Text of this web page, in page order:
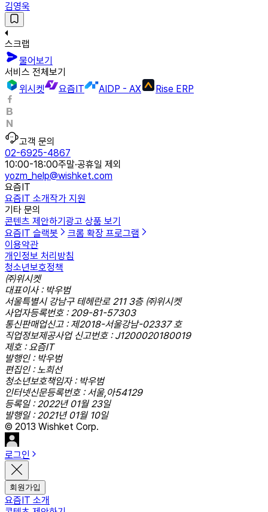
김영욱
스크랩
물어보기
서비스 전체보기
위시켓
요즘IT AIDP - AX Rise ERP
고객 문의
02-6925-4867
10:00-18:00주말·공휴일 제외
yozm_help@wishket.com
요즘IT
요즘IT 소개작가 지원
기타 문의
콘텐츠 제안하기 광고 상품 보기
요즘IT 슬랙봇
크롬 확장 프로그램
이용약관
개인정보 처리방침
청소년보호정책
㈜위시켓
대표이사 : 박우범
서울특별시 강남구 테헤란로 211 3층 ㈜위시켓
사업자등록번호 : 209-81-57303
통신판매업신고 : 제2018-서울강남-02337 호
직업정보제공사업 신고번호 : J1200020180019
제호 : 요즘IT
발행인 : 박우범
편집인 : 노희선
청소년보호책임자 : 박우범
인터넷신문등록번호 : 서울,아54129
등록일 : 2022년 01월 23일
발행일 : 2021년 01월 10일
© 2013 Wishket Corp.
로그인
회원가입
요즘IT 소개